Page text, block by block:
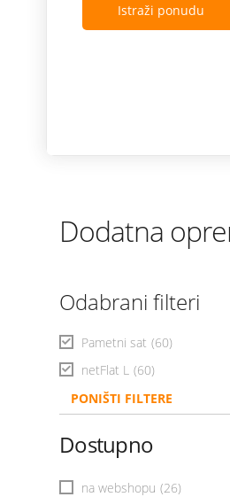
Istraži ponudu
Dodatna
Odabrani filteri
Pametni sat (60)
netFlat L (60)
PONIŠTI FILTERE
Dostupno
na webshopu (26)